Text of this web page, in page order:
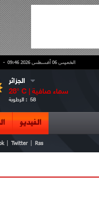
- الخميس 06 أغسطس 2026 09:46
الجزائر
28° C | سماء صافية
الرطوبة : 58
الفيديو
Twitter Rss